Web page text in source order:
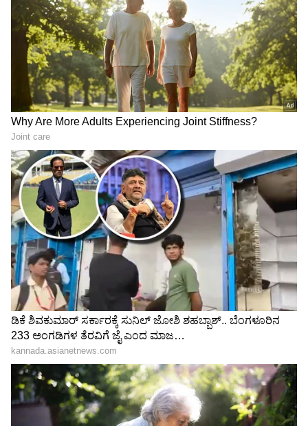
ಪೊಲೀಸರಿಗೇ ಚಾಲೆಂಜ್ ಹಾಕಿದ
ಕಳಿಸಿದ್ದೇನೆ, ಪತ್ತೆ ಹಚ್ಚಿ ಎಂದು
ವಿಡಿಯೋ- ಬಳಿಕ ಏನಾಯ್ತು
ಕೂದಲು, ನಿಂಬೆ, ಮೇಕೆ ತಲೆ,
ಬನವಾಸಿ ಆಂಜನೇಯ ದೇಗುಲದ
ಬಳಿ ವಾಮಾಚಾರಕ್ಕೆ ಬೆಚ್ಚಿಬಿದ್ದ
ಸ್ಥಳೀಯರು
ನೇಣಿಗೆ ಕೊರಳೊಡ್ಡಿದ ಉಡುಪಿಯ
ಖ್ಯಾತ ಮಾಡೆಲ್​: ಜೀವ
ಕೊನೆಗಾಣಿಸಿದ್ಯಾಕೆ ಕೃತಿ ಬಂಗೇರಾ
ಮನುಷ್ಯಳೇ ಅಲ್ಲದ ಸುಂದರಿ
ಜೊತೆ ಮಾಡಬಾರದ್ದೆಲ್ಲಾ ಮಾಡಿ 2
ಲಕ್ಷ ಕಳಕೊಂಡ ಬೆಂಗಳೂರು
ಯುವಕ
LATEST VIDEOS
"ರಾಜಕೀಯ ಬೇಡ, ಸಿನಿಮಾನೇ ಪ್ರಾಣ":
ಕನಕೋತ್ಸವದಲ್ಲಿ ರಿಷಬ್ ಶೆಟ್ಟಿ | Rishab